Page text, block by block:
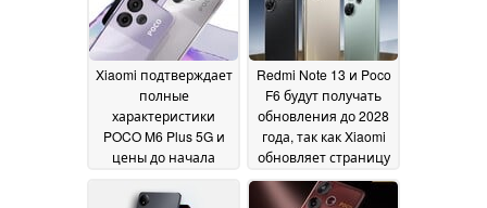
Xiaomi подтверждает
полные
характеристики
POCO M6 Plus 5G и
цены до начала
Redmi Note 13 и Poco
F6 будут получать
обновления до 2028
года, так как Xiaomi
обновляет страницу
официальной
политики поддержки